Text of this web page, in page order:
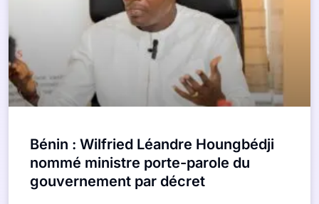
Bénin : Wilfried Léandre Houngbédji
nommé ministre porte-parole du
gouvernement par décret